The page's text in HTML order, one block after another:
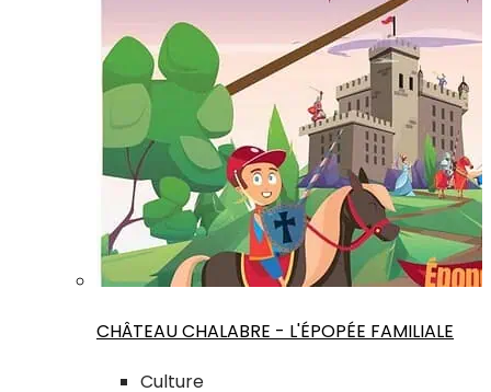
CHÂTEAU CHALABRE - L'ÉPOPÉE FAMILIALE
Culture